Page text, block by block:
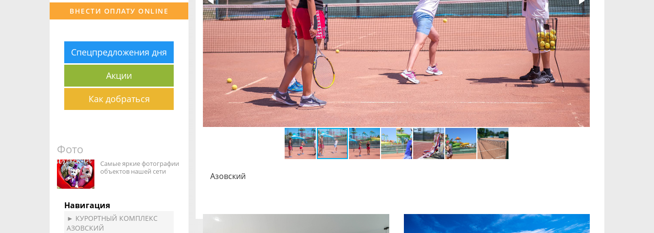
ВНЕСТИ ОПЛАТУ ONLINE
Спецпредложения дня
Акции
Как добраться
Фото
Самые яркие фотографии
объектов нашей сети
Навигация
► КУРОРТНЫЙ КОМПЛЕКС
АЗОВСКИЙ
Азовский